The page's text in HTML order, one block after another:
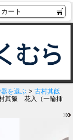
カート
を選ぶ > 古村其飯
其飯 花入（一輪挿